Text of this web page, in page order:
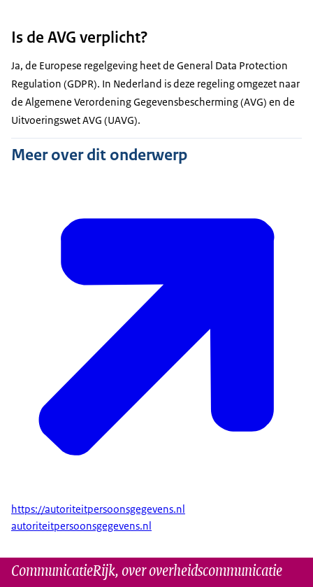
Is de AVG verplicht?
Ja, de Europese regelgeving heet de General Data Protection
Regulation (GDPR). In Nederland is deze regeling omgezet naar
de Algemene Verordening Gegevensbescherming (AVG) en de
Uitvoeringswet AVG (UAVG).
Meer over dit onderwerp
https://autoriteitpersoonsgegevens.nl
autoriteitpersoonsgegevens.nl
CommunicatieRijk, over overheidscommunicatie